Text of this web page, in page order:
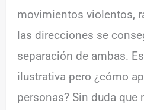
movimientos violentos,
las direcciones se
separación de ambas.
ilustrativa pero ¿cómo
personas? Sin duda que